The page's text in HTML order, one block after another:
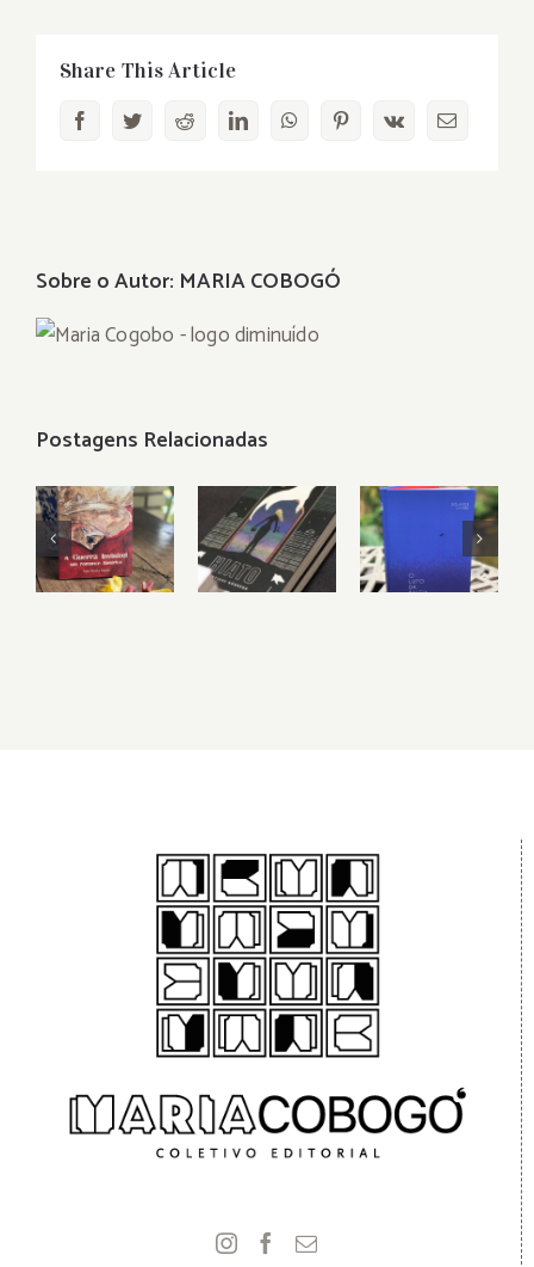
Share This Article
FacebookTwitterRedditLinkedInWhatsAppPinterestVk
E-
Sobre o Autor: MARIA COBOGÓ
Postagens Relacionadas
Palavras
com alma
sobre uma
guerra
SOBRE
UM
CERTO
“O Luto
da Baleia”:
porque
viver